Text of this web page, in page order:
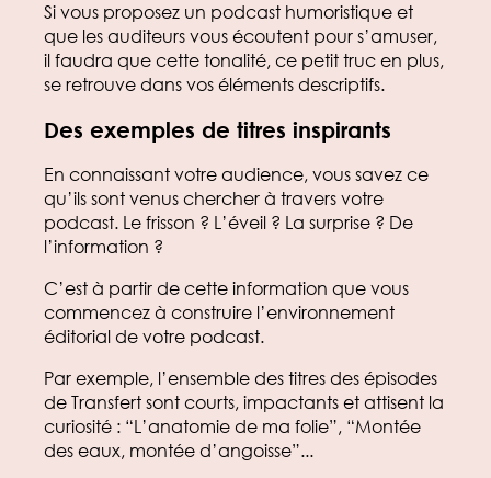
Si vous proposez un podcast humoristique et
que les auditeurs vous écoutent pour s’amuser,
il faudra que cette tonalité, ce petit truc en plus,
se retrouve dans vos éléments descriptifs.
Des exemples de titres inspirants
En connaissant votre audience, vous savez ce
qu’ils sont venus chercher à travers votre
podcast. Le frisson ? L’éveil ? La surprise ? De
l’information ?
C’est à partir de cette information que vous
commencez à construire l’environnement
éditorial de votre podcast.
Par exemple, l’ensemble des titres des épisodes
de Transfert sont courts, impactants et attisent la
curiosité : “L’anatomie de ma folie”, “Montée
des eaux, montée d’angoisse”...